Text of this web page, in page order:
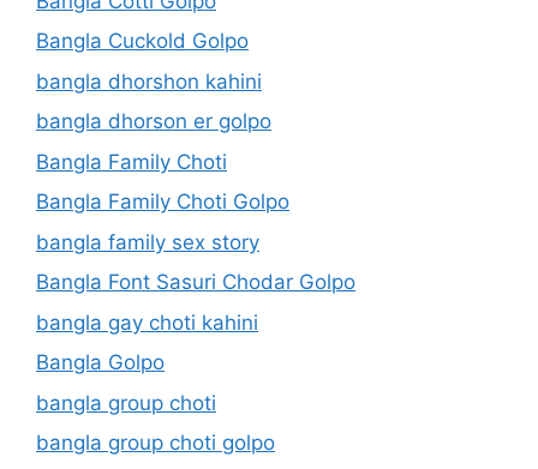
Bangla Cuckold Golpo
bangla dhorshon kahini
bangla dhorson er golpo
Bangla Family Choti
Bangla Family Choti Golpo
bangla family sex story
Bangla Font Sasuri Chodar Golpo
bangla gay choti kahini
Bangla Golpo
bangla group choti
bangla group choti golpo